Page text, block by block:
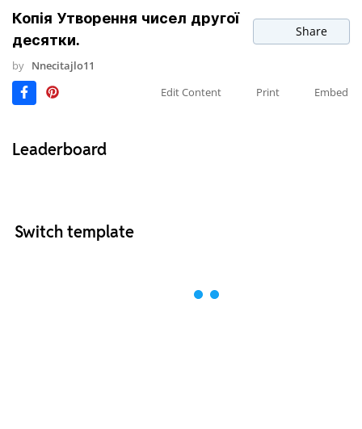
Копія Утворення чисел другої
десятки.
Share
by Nnecitajlo11
Edit Content
Print Embed
Leaderboard
Switch template